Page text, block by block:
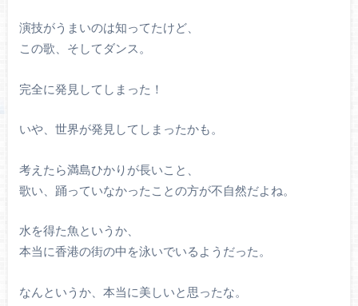
演技がうまいのは知ってたけど、
この歌、そしてダンス。
完全に発見してしまった！
いや、世界が発見してしまったかも。
考えたら満島ひかりが長いこと、
歌い、踊っていなかったことの方が不自然だよね。
水を得た魚というか、
本当に香港の街の中を泳いでいるようだった。
なんというか、本当に美しいと思ったな。